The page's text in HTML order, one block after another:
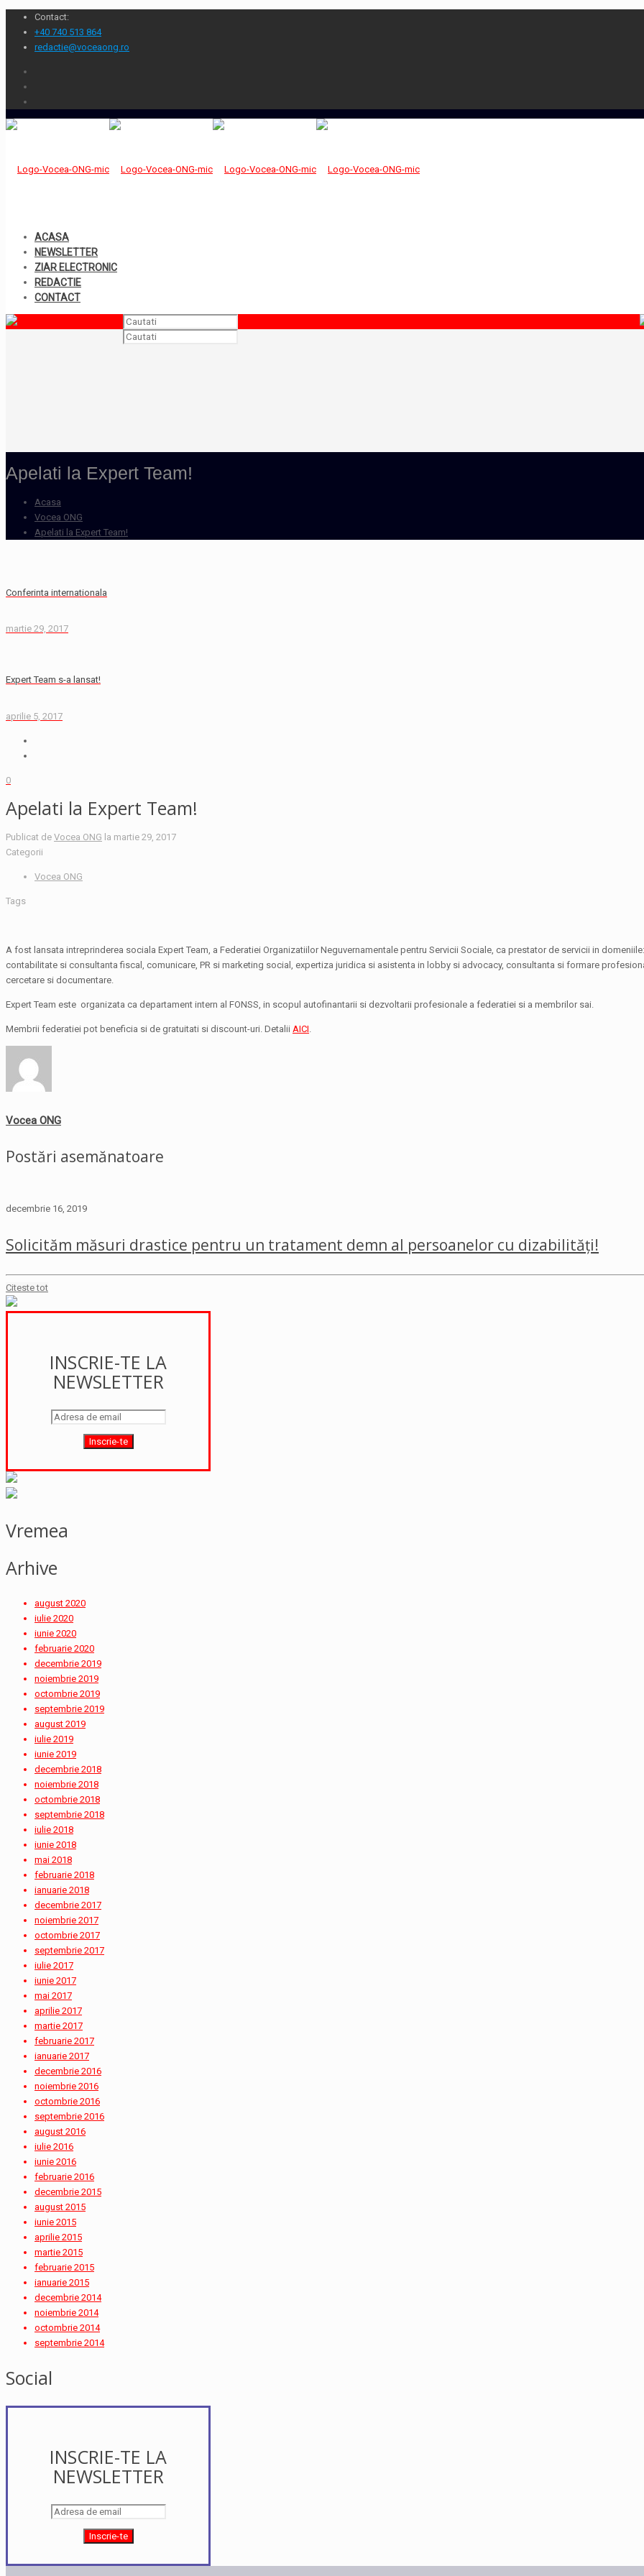
Contact:
+40 740 513 864
redactie@voceaong.ro
ACASA
NEWSLETTER
ZIAR ELECTRONIC
REDACTIE
CONTACT
Apelati la Expert Team!
Acasa
Vocea ONG
Apelati la Expert Team!
Conferinta internationala
martie 29, 2017
Expert Team s-a lansat!
aprilie 5, 2017
0
Apelati la Expert Team!
Publicat de Vocea ONG la martie 29, 2017
Categorii
Vocea ONG
Tags
A fost lansata intreprinderea sociala Expert Team, a Federatiei Organizatiilor Neguvernamentale pentru Servicii Sociale, ca prestator de servicii in domeniile:
contabilitate si consultanta fiscal, comunicare, PR si marketing social, expertiza juridica si asistenta in lobby si advocacy, consultanta si formare
cercetare si documentare.
Expert Team este organizata ca departament intern al FONSS, in scopul autofinantarii si dezvoltarii profesionale a federatiei si a membrilor sai.
Membrii federatiei pot beneficia si de gratuitati si discount-uri. Detalii AICI.
Vocea ONG
Postări asemănatoare
decembrie 16, 2019
Solicităm măsuri drastice pentru un tratament demn al persoanelor cu dizabilități!
Citeste tot
INSCRIE-TE LA
NEWSLETTER
Vremea
Arhive
august 2020
iulie 2020
iunie 2020
februarie 2020
decembrie 2019
noiembrie 2019
octombrie 2019
septembrie 2019
august 2019
iulie 2019
iunie 2019
decembrie 2018
noiembrie 2018
octombrie 2018
septembrie 2018
iulie 2018
iunie 2018
mai 2018
februarie 2018
ianuarie 2018
decembrie 2017
noiembrie 2017
octombrie 2017
septembrie 2017
iulie 2017
iunie 2017
mai 2017
aprilie 2017
martie 2017
februarie 2017
ianuarie 2017
decembrie 2016
noiembrie 2016
octombrie 2016
septembrie 2016
august 2016
iulie 2016
iunie 2016
februarie 2016
decembrie 2015
august 2015
iunie 2015
aprilie 2015
martie 2015
februarie 2015
ianuarie 2015
decembrie 2014
noiembrie 2014
octombrie 2014
septembrie 2014
Social
INSCRIE-TE LA
NEWSLETTER